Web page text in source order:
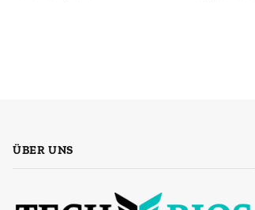
ÜBER UNS